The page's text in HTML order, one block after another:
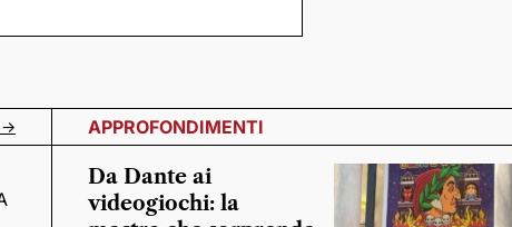
> APPROFONDIMENTI
Da Dante ai
videogiochi: la